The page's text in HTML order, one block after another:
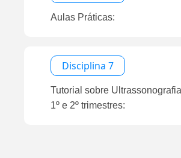
Aulas Práticas:
Disciplina 7
Tutorial sobre
1º e 2º trimestres: